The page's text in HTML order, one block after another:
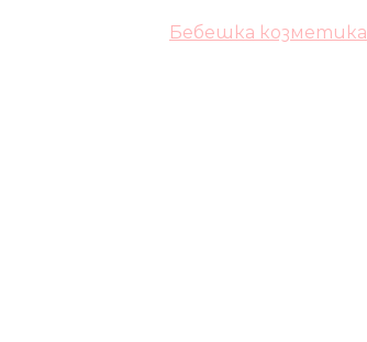
Бебешка козметика